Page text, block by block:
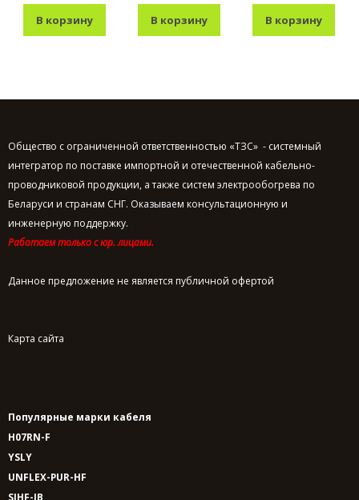
В корзину В корзину В корзину
Общество с ограниченной ответственностью «ТЗС» - системный
интегратор по поставке импортной и отечественной кабельно-
проводниковой продукции, а также систем электрообогрева по
Беларуси и странам СНГ. Оказываем консультационную и
инженерную поддержку.
Работаем только с юр. лицами.
Данное предложение не является публичной офертой
Карта сайта
Популярные марки кабеля
H07RN-F
YSLY
UNFLEX-PUR-HF
SIHF-JB